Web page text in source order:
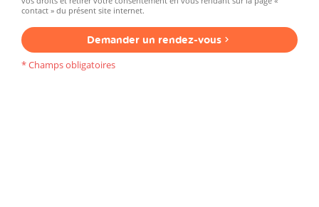
contact » du présent site internet.
Demander un rendez-vous
* Champs obligatoires